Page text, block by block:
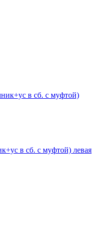
в сб. с муфтой) левая